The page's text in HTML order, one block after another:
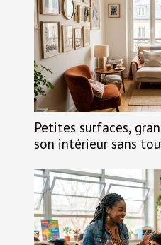
Petites surfaces,
son intérieur sans